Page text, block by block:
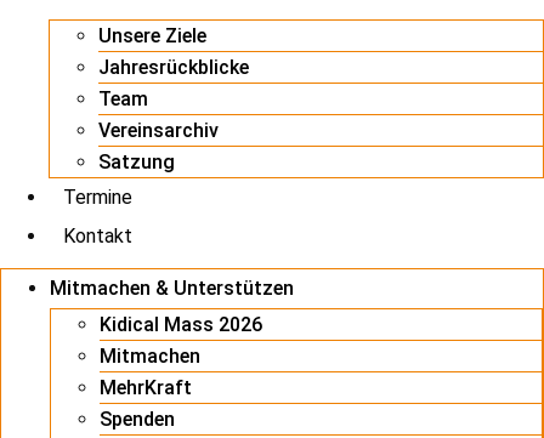
Unsere Ziele
Jahresrückblicke
Team
Vereinsarchiv
Satzung
Termine
Kontakt
Mitmachen & Unterstützen
Kidical Mass 2026
Mitmachen
MehrKraft
Spenden